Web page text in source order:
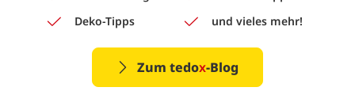
Deko-Tipps
und vieles mehr!
Zum tedox-Blog